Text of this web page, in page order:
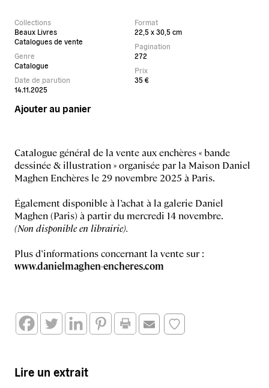
Collections
Beaux Livres
Catalogues de vente
Genre
Catalogue
Date de parution
14.11.2025
Ajouter au panier
Format
22,5 x 30,5 cm
Pagination
272
Prix
35 €
Catalogue général de la vente aux enchères « bande
dessinée & illustration » organisée par la Maison Daniel
Maghen Enchères le 29 novembre 2025 à Paris.
Également disponible à l’achat à la galerie Daniel
Maghen (Paris) à partir du mercredi 14 novembre.
(Non disponible en librairie).
Plus d’informations concernant la vente sur :
www.danielmaghen-encheres.com
Lire un extrait